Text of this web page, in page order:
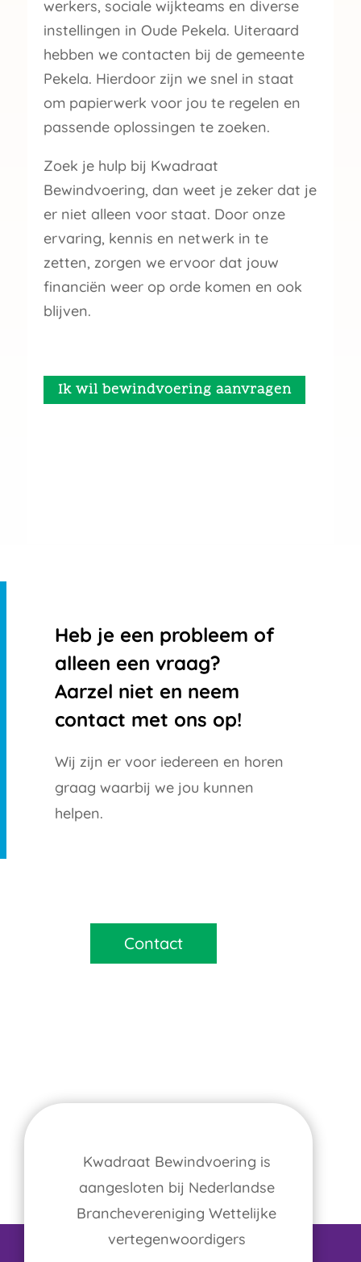
werkers, sociale wijkteams en diverse
instellingen in Oude Pekela. Uiteraard
hebben we contacten bij de gemeente
Pekela. Hierdoor zijn we snel in staat
om papierwerk voor jou te regelen en
passende oplossingen te zoeken.
Zoek je hulp bij Kwadraat
Bewindvoering, dan weet je zeker dat je
er niet alleen voor staat. Door onze
ervaring, kennis en netwerk in te
zetten, zorgen we ervoor dat jouw
financiën weer op orde komen en ook
blijven.
Ik wil bewindvoering aanvragen
Heb je een probleem of
alleen een vraag?
Aarzel niet en neem
contact met ons op!
Wij zijn er voor iedereen en horen
graag waarbij we jou kunnen
helpen.
Contact
Kwadraat Bewindvoering is
aangesloten bij Nederlandse
Branchevereniging Wettelijke
vertegenwoordigers